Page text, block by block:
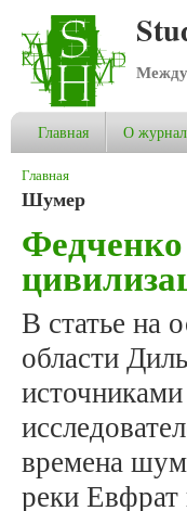
Главная О
Вы здесь
Главная
Шумер
В статье на
области
времена
реки